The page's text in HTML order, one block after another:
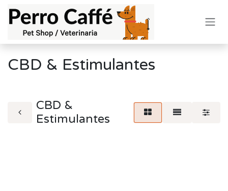
CBD & Estimulantes
CBD &
Estimulantes